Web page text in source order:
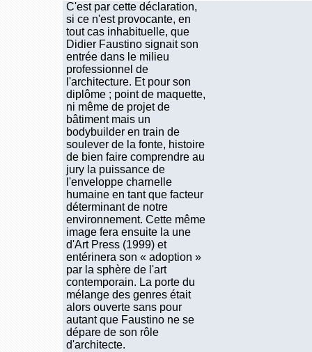
C'est par cette déclaration,
si ce n'est provocante, en
tout cas inhabituelle, que
Didier Faustino signait son
entrée dans le milieu
professionnel de
l'architecture. Et pour son
diplôme ; point de maquette,
ni même de projet de
bâtiment mais un
bodybuilder en train de
soulever de la fonte, histoire
de bien faire comprendre au
jury la puissance de
l'enveloppe charnelle
humaine en tant que facteur
déterminant de notre
environnement. Cette même
image fera ensuite la une
d'Art Press (1999) et
entérinera son « adoption »
par la sphère de l'art
contemporain. La porte du
mélange des genres était
alors ouverte sans pour
autant que Faustino ne se
dépare de son rôle
d'architecte.